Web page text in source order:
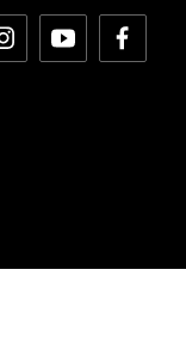
InstagramYouTubeFacebook